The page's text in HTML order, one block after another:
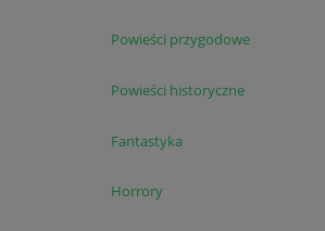
Powieści przygodowe
Powieści historyczne
Fantastyka
Horrory